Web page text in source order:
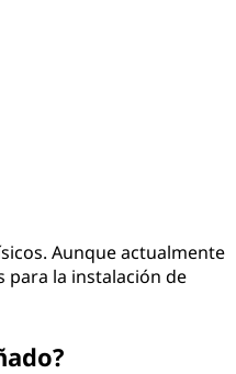
Aunque actualmente
para la instalación de